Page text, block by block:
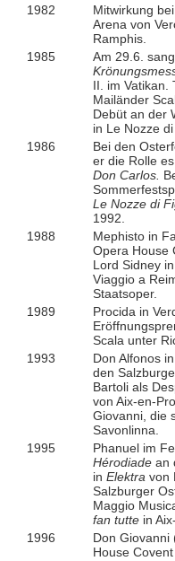
1982
Mitwirkung
Arena von
Ramphis.
1985
Am 29.6.
II. im Vatikan.
Mailänder
Debüt an der
in Le Nozze
1986
Bei den
er die Rolle
Don Carlos.
Le Nozze di
1992.
1988
Mephisto in
Opera House
Lord Sidney
Viaggio a
Staatsoper.
1989
Procida in
Scala unter
1993
Don Alfonos
den
Bartoli als
von Aix-en-
Giovanni, die
Savonlinna.
1995
Phanuel im
Hérodiadean
in Elektra von
Salzburger
Maggio
fan tuttein
1996
Don Giovanni
House Covent